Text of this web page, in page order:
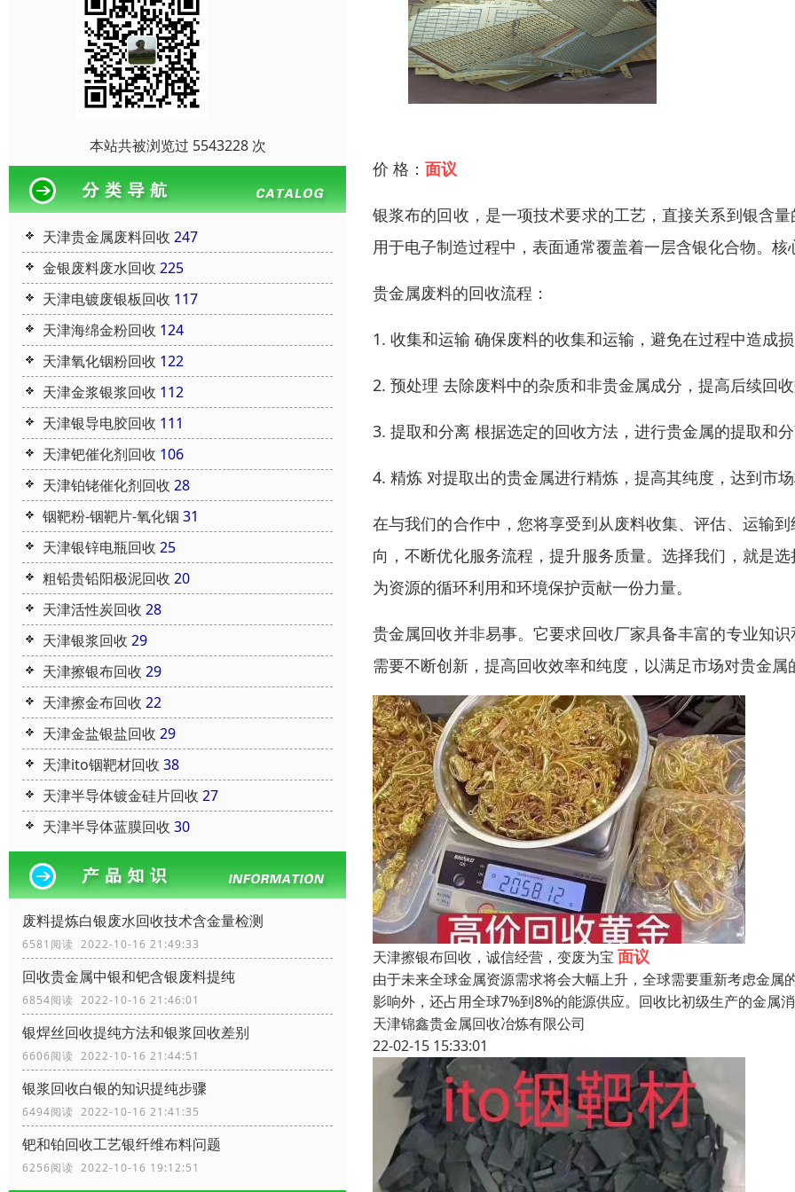
本站共被浏览过 5543228 次
天津贵金属废料回收 247
金银废料废水回收 225
天津电镀废银板回收 117
天津海绵金粉回收 124
天津氧化铟粉回收 122
天津金浆银浆回收 112
天津银导电胶回收 111
天津钯催化剂回收 106
天津铂铑催化剂回收 28
铟靶粉-铟靶片-氧化铟 31
天津银锌电瓶回收 25
粗铅贵铅阳极泥回收 20
天津活性炭回收 28
天津银浆回收 29
天津擦银布回收 29
天津擦金布回收 22
天津金盐银盐回收 29
天津ito铟靶材回收 38
天津半导体镀金硅片回收 27
天津半导体蓝膜回收 30
废料提炼白银废水回收技术含金量检测
6581阅读 2022-10-16 21:49:33
回收贵金属中银和钯含银废料提纯
6854阅读 2022-10-16 21:46:01
银焊丝回收提纯方法和银浆回收差别
6606阅读 2022-10-16 21:44:51
银浆回收白银的知识提纯步骤
6494阅读 2022-10-16 21:41:35
钯和铂回收工艺银纤维布料问题
6256阅读 2022-10-16 19:12:51
价 格： 面议
银浆布的回收，是一项技术要求的工艺，直接关系到银含
用于电子制造过程中，表面通常覆盖着一层含银化合物。
贵金属废料的回收流程：
1. 收集和运输 确保废料的收集和运输，避免在过程中造成
2. 预处理 去除废料中的杂质和非贵金属成分，提高后续回
3. 提取和分离 根据选定的回收方法，进行贵金属的提取和
4. 精炼 对提取出的贵金属进行精炼，提高其纯度，达到市
在与我们的合作中，您将享受到从废料收集、评估、运输
向，不断优化服务流程，提升服务质量。选择我们，就是
为资源的循环利用和环境保护贡献一份力量。
贵金属回收并非易事。它要求回收厂家具备丰富的专业知
需要不断创新，提高回收效率和纯度，以满足市场对贵金属
天津擦银布回收，诚信经营，变废为宝 面议
由于未来全球金属资源需求将会大幅上升，全球需要重新考虑金
影响外，还占用全球7%到8%的能源供应。回收比初级生产的金
天津锦鑫贵金属回收冶炼有限公司
22-02-15 15:33:01